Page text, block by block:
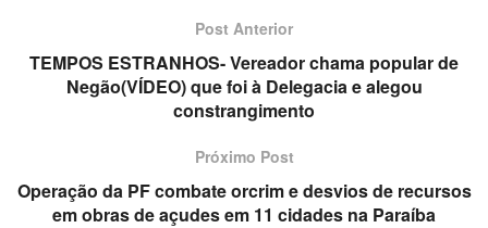
Post Anterior
TEMPOS ESTRANHOS- Vereador chama popular de
Negão(VÍDEO) que foi à Delegacia e alegou
constrangimento
Próximo Post
Operação da PF combate orcrim e desvios de recursos
em obras de açudes em 11 cidades na Paraíba